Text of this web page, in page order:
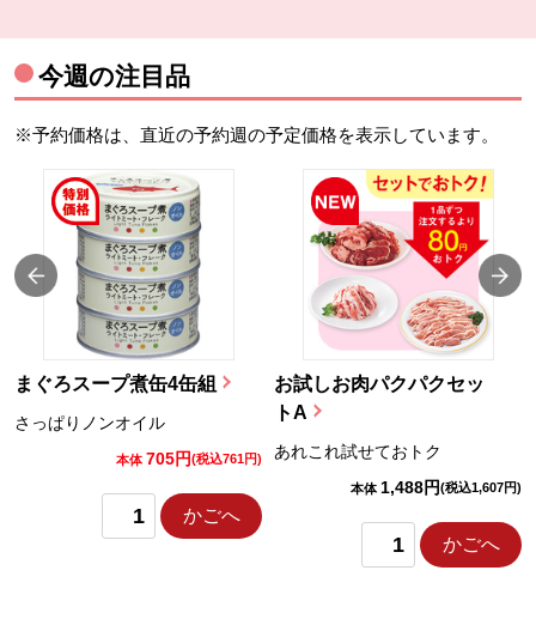
今週の注目品
※予約価格は、直近の予約週の予定価格を表示しています。
まぐろスープ煮缶4缶組
さっぱりノンオイル
本体 705円(税込761円)
かごへ
お試しお肉パクパクセッ
トA
あれこれ試せておトク
本体 1,488円(税込1,607円)
かごへ